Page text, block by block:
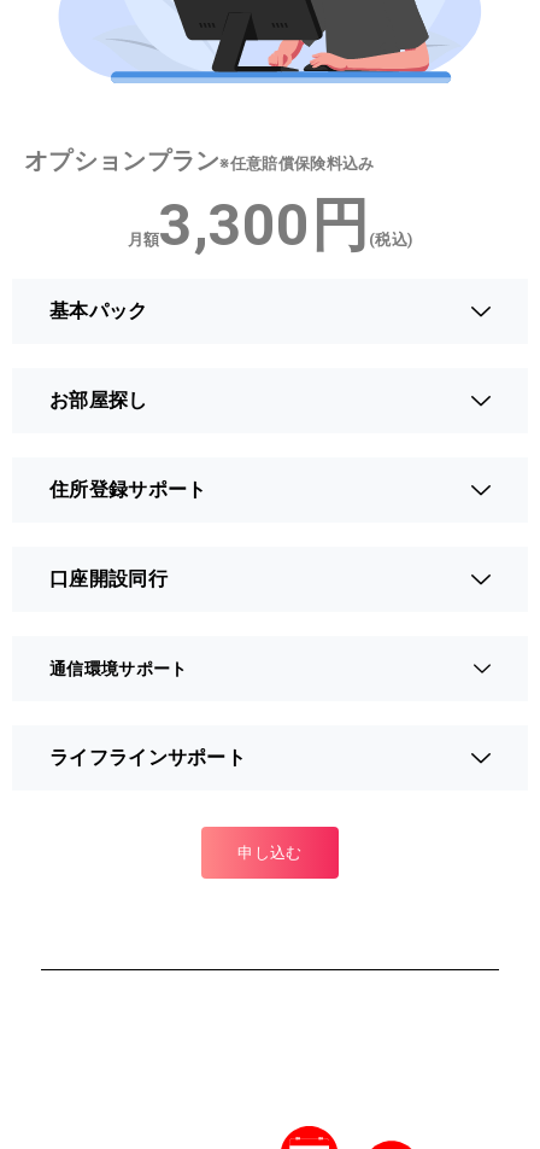
オプションプラン※任意賠償保険料込み
月額3,300円 (税込)
基本パック
お部屋探し
住所登録サポート
口座開設同行
通信環境サポート
ライフラインサポート
申し込む